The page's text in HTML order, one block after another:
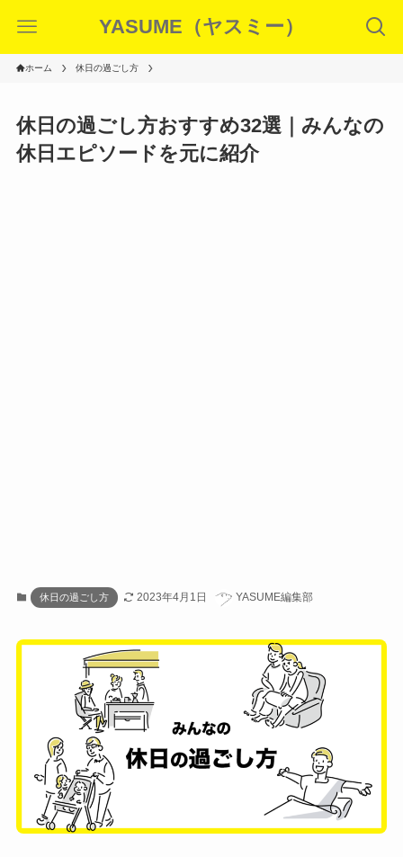
YASUME（ヤスミー）
ホーム 休日の過ごし方
休日の過ごし方おすすめ32選｜みんなの
休日エピソードを元に紹介
休日の過ごし方 2023年4月1日 YASUME編集部